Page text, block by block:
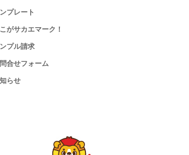
プレート
がサカエマーク！
プル請求
合せフォーム
らせ